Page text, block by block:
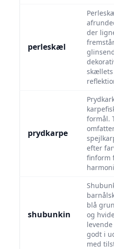
perleskæl
der
prydkarpe
formål.
efter
finform
shubunkin
blå
og
godt i
med